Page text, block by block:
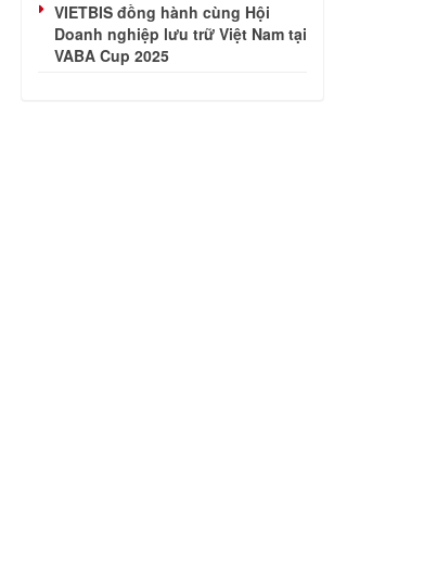
VIETBIS đồng hành cùng Hội
Doanh nghiệp lưu trữ Việt Nam tại
VABA Cup 2025